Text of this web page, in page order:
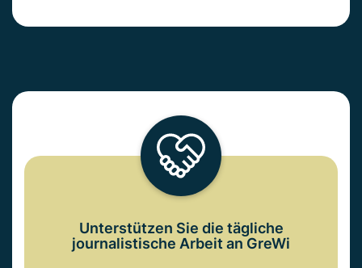
Unterstützen Sie die tägliche
journalistische Arbeit an GreWi